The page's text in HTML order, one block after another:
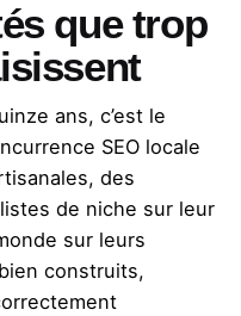
que trop
ans, c’est le
SEO locale
des
de niche sur leur
sur leurs
construits,